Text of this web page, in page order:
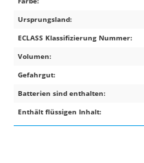
Ursprungsland:
ECLASS Klassifizierung Nummer:
Volumen:
Gefahrgut:
Batterien sind enthalten:
Enthält flüssigen Inhalt: